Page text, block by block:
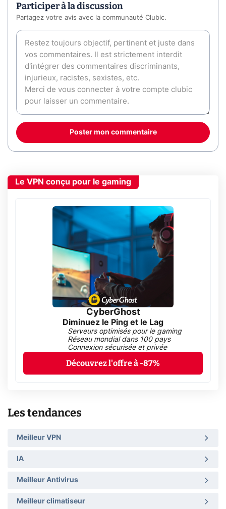
Participer à la discussion
Partagez votre avis avec la communauté Clubic.
Poster mon commentaire
Le VPN conçu pour le gaming
CyberGhost
Diminuez le Ping et le Lag
Serveurs optimisés pour le gaming
Réseau mondial dans 100 pays
Connexion sécurisée et privée
Découvrez l'offre à -87%
Les tendances
Meilleur VPN
IA
Meilleur Antivirus
Meilleur climatiseur